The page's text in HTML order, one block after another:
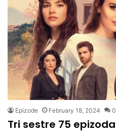
Epizode February 18, 2024 0
Tri sestre 75 epizoda